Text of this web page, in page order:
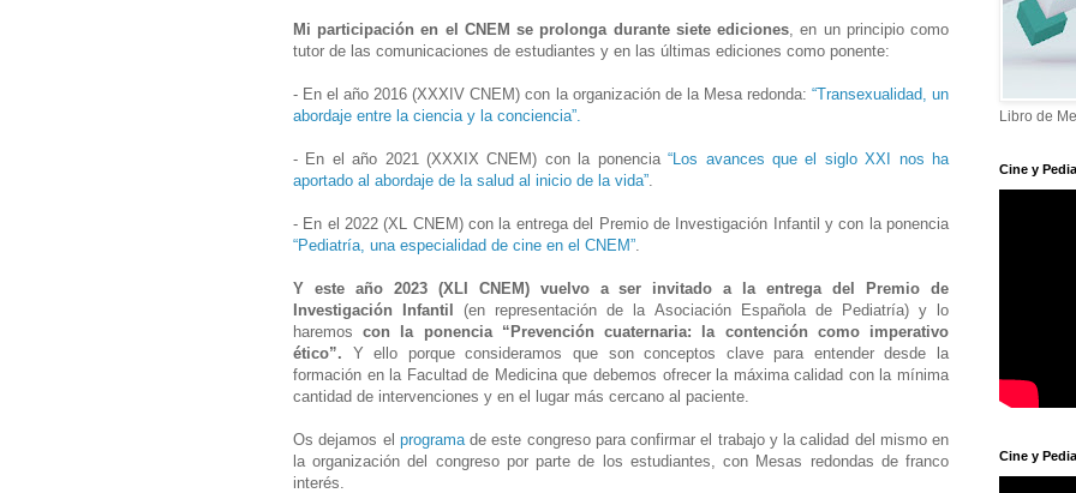
Mi participación en el CNEM se prolonga durante siete ediciones , en un principio como
tutor de las comunicaciones de estudiantes y en las últimas ediciones como ponente:
- En el año 2016 (XXXIV CNEM) con la organización de la Mesa redonda: “Transexualidad, un
abordaje entre la ciencia y la conciencia”.
- En el año 2021 (XXXIX CNEM) con la ponencia“Los avances que el siglo XXI nos ha
aportado al abordaje de la salud al inicio de la vida”
- En el 2022 (XL CNEM) con la entrega del Premio de Investigación Infantil y con la ponencia
“Pediatría, una especialidad de cine en el CNEM”
Y este año 2023 (XLI CNEM) vuelvo a ser invitado a la entrega del Premio de
Investigación Infantil
(en representación de la Asociación Española de Pediatría) y lo
haremoscon la ponencia “Prevención cuaternaria: la contención como imperativo
ético”. Y ello porque consideramos que son conceptos clave para entender desde la
formación en la Facultad de Medicina que debemos ofrecer la máxima calidad con la mínima
cantidad de intervenciones y en el lugar más cercano al paciente.
Os dejamos el programade este congreso para confirmar el trabajo y la calidad del mismo en
la organización del congreso por parte de los estudiantes, con Mesas redondas de franco
interés.
Libro de
Cine y
Cine y